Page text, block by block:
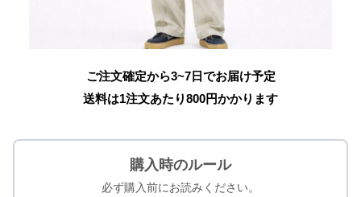
ご注文確定から3~7日でお届け予定
送料は1注文あたり800円かかります
購入時のルール
必ず購入前にお読みください。